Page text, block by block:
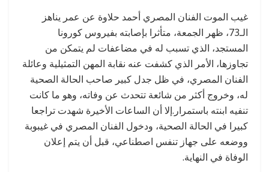
غيب الموت الفنان المصري أحمد حلاوة عن عمر يناهز
الـ73، ظهر الجمعة، متأثرا بإصابته بفيروس كورونا
المستجد، الذي تسبب له في مضاعفات لم يتمكن من
تجاوزها، الأمر الذي كشفت عنه نقابة المهن التمثيلية وعائلة
الفنان المصري، في ظل جدل كبير صاحب الحالة الصحية
له، وخروج أكثر من شائعة تتحدث عن وفاته، وهو ما كانت
تنفيه ابنته باستمرار.إلا أن الساعات الأخيرة شهدت تراجعا
كبيرا في الحالة الصحية، ودخول الفنان المصري في غيبوبة
ووضعه على جهاز تنفس اصطناعي، قبل أن يتم إعلان
الوفاة في النهاية.